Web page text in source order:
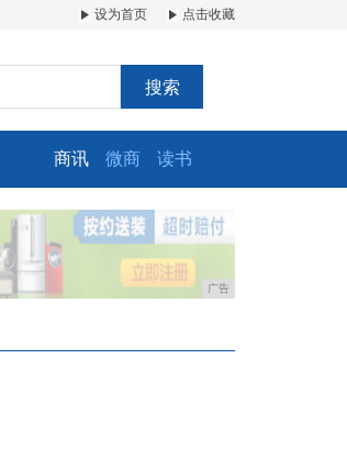
设为首页 点击收藏
搜索
商讯 微商 读书
广告